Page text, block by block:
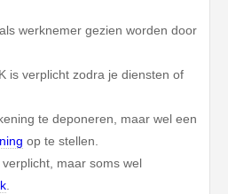
werknemer gezien worden door
is verplicht zodra je diensten of
te deponeren, maar wel een
op te stellen.
maar soms wel
.